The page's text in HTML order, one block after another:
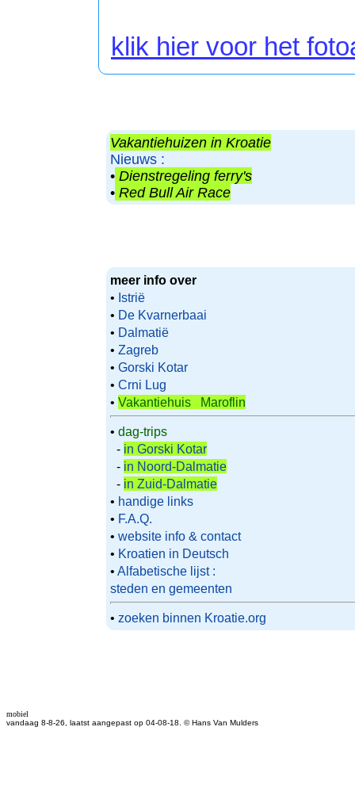
klik hier voor het
Vakantiehuizen in Kroatie
Nieuws :
• Dienstregeling ferry's
• Red Bull Air Race
meer info over
• Istrië
• De Kvarnerbaai
• Dalmatië
• Zagreb
• Gorski Kotar
• Crni Lug
• Vakantiehuis Maroflin
• dag-trips
- in Gorski Kotar
- in Noord-Dalmatie
- in Zuid-Dalmatie
• handige links
• F.A.Q.
• website info & contact
• Kroatien in Deutsch
• Alfabetische lijst :
steden en gemeenten
• zoeken binnen Kroatie.org
mobiel
vandaag 8-8-26, laatst aangepast op 04-08-18. © Hans Van Mulders